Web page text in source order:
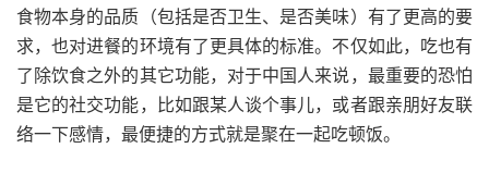
食物本身的品质（包括是否卫生、是否美味）有了更高的要
求，也对进餐的环境有了更具体的标准。不仅如此，吃也有
了除饮食之外的其它功能，对于中国人来说，最重要的恐怕
是它的社交功能，比如跟某人谈个事儿，或者跟亲朋好友联
络一下感情，最便捷的方式就是聚在一起吃顿饭。